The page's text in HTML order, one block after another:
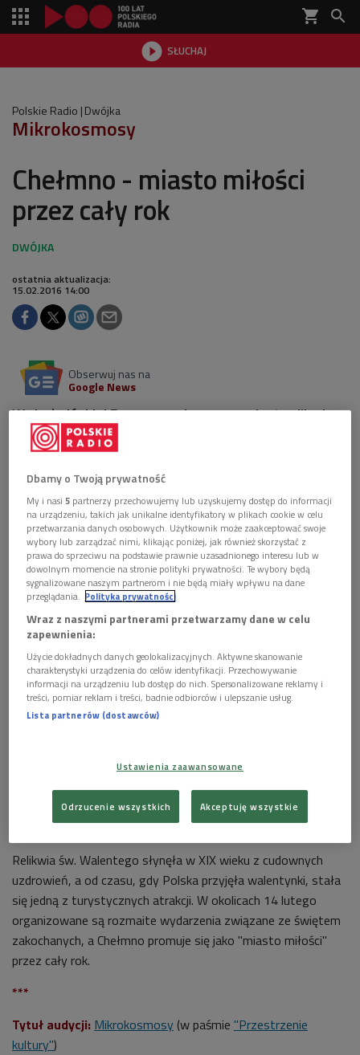
shopping_cart 
 SŁUCHAJ

Polskie Radio Dwójka
Mikrokosmosy
Chełmno - miasto miłości
przez cały rok
ostatnia aktualizacja:
15.02.2016 14:00
Obserwuj nas na
Google News
W chełmińskiej Farze przechowywana jest relikwia
św. Walentego. Zapraszamy do wysłuchania audycji o
atutach Chełmna - w tym kontekście i nie tylko.
1 plik
 52'49 
Chełmno - miasto miłości przez cały rok
(Mikrokosmosy/Dwójka)
Relikwie św.Walentego w Kościele Wniebowzięcia Najświętszej Maryi Panny
w Chełmnie Foto: Taktoperz77, lic. CC 3.0 (wikimedia)
Relikwia św. Walentego słynęła w XIX wieku z cudownych
uzdrowień, a od czasu, gdy Polska przyjęła walentynki, stała
się jedną z turystycznych atrakcji. W okolicach 14 lutego
organizowane są rozmaite wydarzenia związane ze świętem
zakochanych, a Chełmno promuje się jako "miasto miłości"
przez cały rok.
***
Tytuł audycji: Mikrokosmosy (w paśmie "Przestrzenie
kultury")
Dbamy o Twoją prywatność
My i nasi 5 partnerzy przechowujemy lub uzyskujemy dostęp do informacji
na urządzeniu, takich jak unikalne identyfikatory w plikach cookie w celu
przetwarzania danych osobowych. Użytkownik może zaakceptować swoje
wybory lub zarządzać nimi, klikając poniżej, jak również skorzystać z
prawa do sprzeciwu na podstawie prawnie uzasadnionego interesu lub w
dowolnym momencie na stronie polityki prywatności. Te wybory będą
sygnalizowane naszym partnerom i nie będą miały wpływu na dane
przeglądania.
Polityka prywatności
Wraz z naszymi partnerami przetwarzamy dane w celu
zapewnienia:
Użycie dokładnych danych geolokalizacyjnych. Aktywne skanowanie
charakterystyki urządzenia do celów identyfikacji. Przechowywanie
informacji na urządzeniu lub dostęp do nich. Spersonalizowane reklamy i
treści, pomiar reklam i treści, badnie odbiorców i ulepszanie usług.
Lista partnerów (dostawców)
Ustawienia zaawansowane
Odrzucenie wszystkich Akceptuję wszystkie